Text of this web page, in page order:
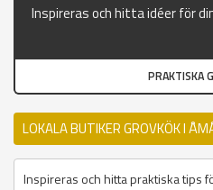
Inspireras och hitta idéer för
PRAKTISKA
LOKALA BUTIKER GROVKÖK I
Inspireras och hitta praktiska tips